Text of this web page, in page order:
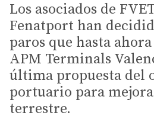
Los asociados de
Fenatport han
paros que hasta
APM Terminals
última propuesta del
portuario para
terrestre.